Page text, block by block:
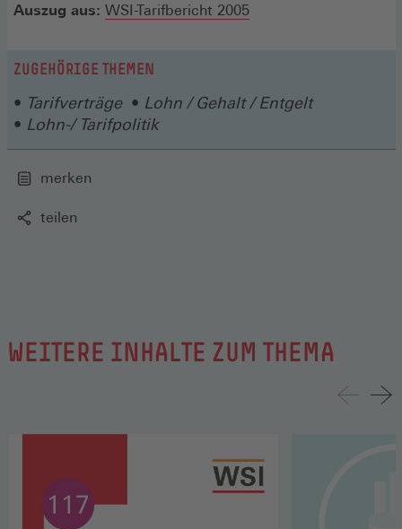
Auszug aus: WSI-Tarifbericht 2005
ZUGEHÖRIGE THEMEN
Tarifverträge
Lohn / Gehalt / Entgelt
Lohn-/ Tarifpolitik
merken
teilen
WEITERE INHALTE ZUM THEMA